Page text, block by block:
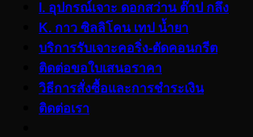
I. อุปกรณ์เจาะ ดอกสว่าน ต๊าป กลึง
K. กาว ซิลลิโคน เทป น้ำยา
บริการรับเจาะคอริ่ง-ตัดคอนกรีต
ติดต่อขอใบเสนอราคา
วิธีการสั่งซื้อและการชำระเงิน
ติดต่อเรา